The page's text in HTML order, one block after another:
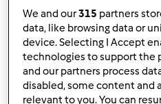
Salada
atum
porGast
We and our315 partners
data, like browsing data or
device. Selecting I Accept
technologies to support the
and our partners process
disabled, some content and
relevant to you. You can